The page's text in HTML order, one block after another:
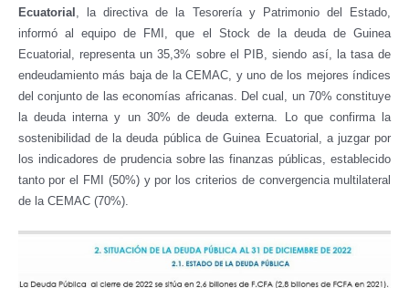
Ecuatorial , la directiva de la Tesorería y Patrimonio del Estado,
informó al equipo de FMI, que el Stock de la deuda de Guinea
Ecuatorial, representa un 35,3% sobre el PIB, siendo así, la tasa de
endeudamiento más baja de la CEMAC, y uno de los mejores índices
del conjunto de las economías africanas. Del cual, un 70% constituye
la deuda interna y un 30% de deuda externa. Lo que confirma la
sostenibilidad de la deuda pública de Guinea Ecuatorial, a juzgar por
los indicadores de prudencia sobre las finanzas públicas, establecido
tanto por el FMI (50%) y por los criterios de convergencia multilateral
de la CEMAC (70%).